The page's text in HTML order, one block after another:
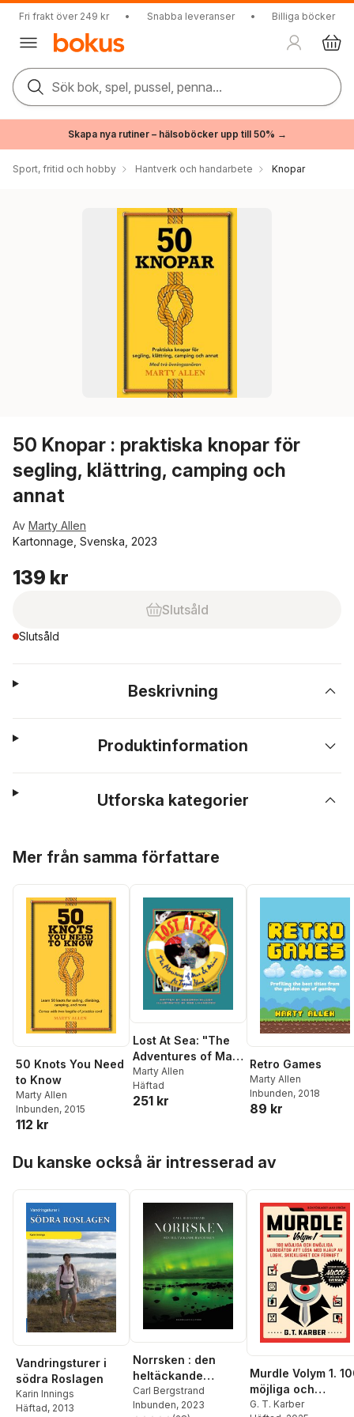
Fri frakt över 249 kr • Snabba leveranser • Billiga böcker
Sök bok, spel, pussel, penna...
Skapa nya rutiner – hälsoböcker upp till 50% →
Sport, fritid och hobby Hantverk och handarbete Knopar
50 Knopar : praktiska knopar för
segling, klättring, camping och
annat
Av Marty Allen
Kartonnage, Svenska, 2023
139 kr
Slutsåld
Slutsåld
Beskrivning
Produktinformation
Utforska kategorier
Mer från samma författare
50 Knots You Need
to Know
Marty Allen
Inbunden, 2015
112 kr
Lost At Sea: "The
Adventures of Max
& Mimi at Topsail
Island"
Marty Allen
Häftad
251 kr
Retro Games
Marty Allen
Inbunden, 2018
89 kr
Du kanske också är intresserad av
Vandringsturer i
södra Roslagen
Karin Innings
Häftad, 2013
Norrsken : den
heltäckande
handboken
Carl Bergstrand
Inbunden, 2023
Murdle Volym 1.
möjliga och
omöjliga
G. T. Karber